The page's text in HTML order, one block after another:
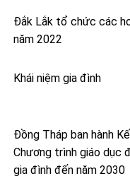
Đắk Lắk tổ chức các
năm 2022
Khái niệm gia đình
Đồng Tháp ban hành
Chương trình giáo dục
gia đình đến năm 2030